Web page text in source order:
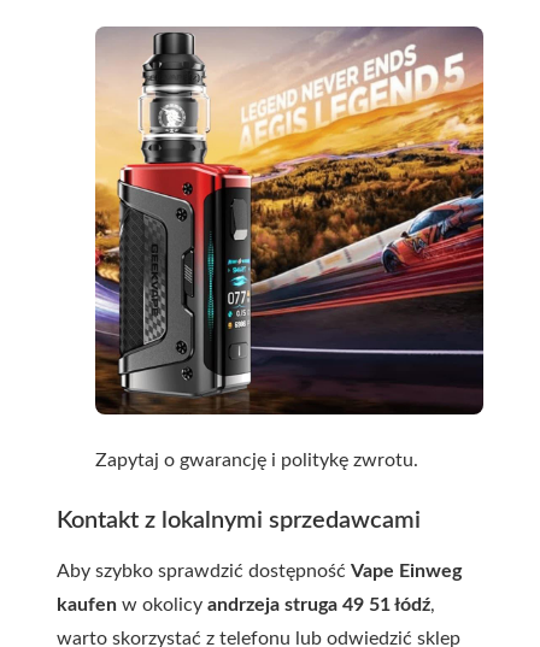
Zapytaj o gwarancję i politykę zwrotu.
Kontakt z lokalnymi sprzedawcami
Aby szybko sprawdzić dostępność Vape Einweg
kaufen w okolicy andrzeja struga 49 51 łódź,
warto skorzystać z telefonu lub odwiedzić sklep